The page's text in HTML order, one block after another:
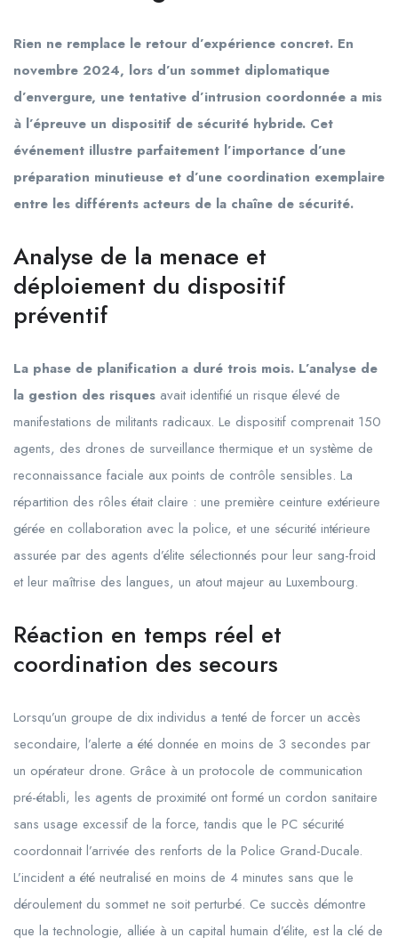
Rien ne remplace le retour d’expérience concret. En
novembre 2024, lors d’un sommet diplomatique
d’envergure, une tentative d’intrusion coordonnée a mis
à l’épreuve un dispositif de sécurité hybride. Cet
événement illustre parfaitement l’importance d’une
préparation minutieuse et d’une coordination exemplaire
entre les différents acteurs de la chaîne de sécurité.
Analyse de la menace et
déploiement du dispositif
préventif
La phase de planification a duré trois mois. L’analyse de
la gestion des risques avait identifié un risque élevé de
manifestations de militants radicaux. Le dispositif comprenait 150
agents, des drones de surveillance thermique et un système de
reconnaissance faciale aux points de contrôle sensibles. La
répartition des rôles était claire : une première ceinture extérieure
gérée en collaboration avec la police, et une sécurité intérieure
assurée par des agents d’élite sélectionnés pour leur sang-froid
et leur maîtrise des langues, un atout majeur au Luxembourg.
Réaction en temps réel et
coordination des secours
Lorsqu’un groupe de dix individus a tenté de forcer un accès
secondaire, l’alerte a été donnée en moins de 3 secondes par
un opérateur drone. Grâce à un protocole de communication
pré-établi, les agents de proximité ont formé un cordon sanitaire
sans usage excessif de la force, tandis que le PC sécurité
coordonnait l’arrivée des renforts de la Police Grand-Ducale.
L’incident a été neutralisé en moins de 4 minutes sans que le
déroulement du sommet ne soit perturbé. Ce succès démontre
que la technologie, alliée à un capital humain d’élite, est la clé de